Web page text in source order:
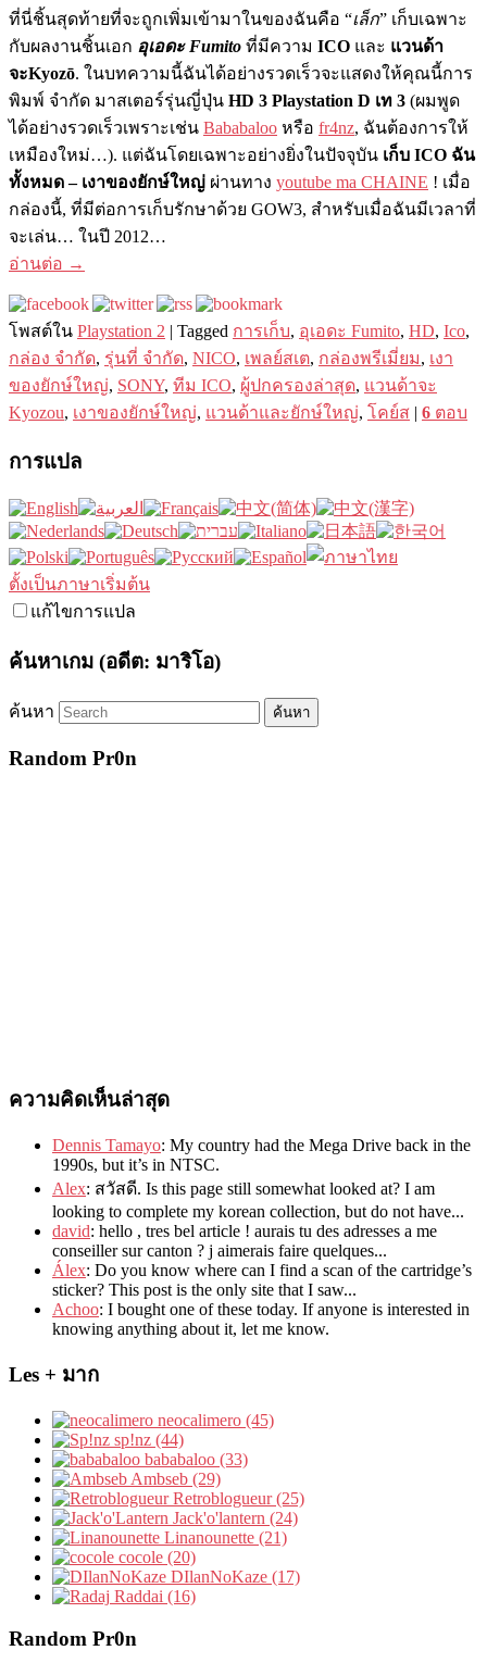
ที่นี่ชิ้นสุดท้ายที่จะถูกเพิ่มเข้ามาในของฉันคือ “เล็ก” เก็บเฉพาะ
กับผลงานชิ้นเอก อุเอดะ Fumito ที่มีความ ICO และ แวนด้า
จะKyozō. ในบทความนี้ฉันได้อย่างรวดเร็วจะแสดงให้คุณนี้การ
พิมพ์ จำกัด มาสเตอร์รุ่นญี่ปุ่น HD 3 Playstation D เท 3 (ผมพูด
ได้อย่างรวดเร็วเพราะเช่น Bababaloo หรือ fr4nz, ฉันต้องการให้
เหมืองใหม่…). แต่ฉันโดยเฉพาะอย่างยิ่งในปัจจุบัน เก็บ ICO ฉัน
ทั้งหมด – เงาของยักษ์ใหญ่ ผ่านทาง youtube ma CHAIN​​E ! เมื่อ
กล่องนี้, ที่มีต่อการเก็บรักษาด้วย GOW3, สำหรับเมื่อฉันมีเวลาที่
จะเล่น… ในปี 2012…
อ่านต่อ →
โพสต์ใน Playstation 2 | Tagged การเก็บ, อุเอดะ Fumito, HD, Ico,
กล่อง จำกัด, รุ่นที่ จำกัด, NICO, เพลย์สเต, กล่องพรีเมี่ยม, เงา
ของยักษ์ใหญ่, SONY, ทีม ICO, ผู้ปกครองล่าสุด, แวนด้าจะ
Kyozou, เงาของยักษ์ใหญ่, แวนด้าและยักษ์ใหญ่, โคย์ส | 6 ตอบ
การแปล
ตั้งเป็นภาษาเริ่มต้น
แก้ไขการแปล
ค้นหาเกม (อดีต: มาริโอ)
ค้นหา
Random Pr0n
ความคิดเห็นล่าสุด
Dennis Tamayo: My country had the Mega Drive back in the
1990s, but it’s in NTSC.
Alex: สวัสดี. Is this page still somewhat looked at? I am
looking to complete my korean collection, but do not have...
david: hello , tres bel article ! aurais tu des adresses a me
conseiller sur canton ? j aimerais faire quelques...
Álex: Do you know where can I find a scan of the cartridge’s
sticker? This post is the only site that I saw...
Achoo: I bought one of these today. If anyone is interested in
knowing anything about it, let me know.
Les + มาก
neocalimero (45)
sp!nz (44)
bababaloo (33)
Ambseb (29)
Retroblogueur (25)
Jack'o'lantern (24)
Linanounette (21)
cocole (20)
DIlanNoKaze (17)
Raddai (16)
Random Pr0n